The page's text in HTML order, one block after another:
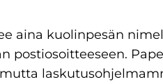
aina kuolinpesän
postiosoitteeseen.